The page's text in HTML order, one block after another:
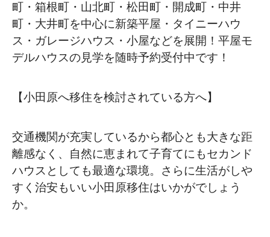
町・箱根町・山北町・松田町・開成町・中井
町・大井町を中心に新築平屋・タイニーハウ
ス・ガレージハウス・小屋などを展開！平屋モ
デルハウスの見学を随時予約受付中です！
【小田原へ移住を検討されている方へ】
交通機関が充実しているから都心とも大きな距
離感なく、自然に恵まれて子育てにもセカンド
ハウスとしても最適な環境。さらに生活がしや
すく治安もいい小田原移住はいかがでしょう
か。